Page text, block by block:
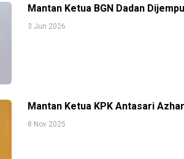
Mantan Ketua BGN Dadan
3 Jun 2026
Mantan Ketua KPK Antasari
8 Nov 2025